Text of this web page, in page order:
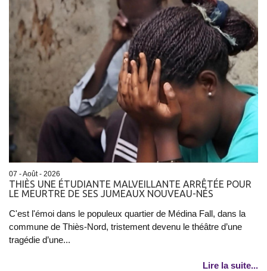
07 - Août - 2026
THIÈS UNE ÉTUDIANTE MALVEILLANTE ARRÊTÉE POUR
LE MEURTRE DE SES JUMEAUX NOUVEAU-NÉS
C'est l'émoi dans le populeux quartier de Médina Fall, dans la
commune de Thiès-Nord, tristement devenu le théâtre d’une
tragédie d’une...
Lire la suite...